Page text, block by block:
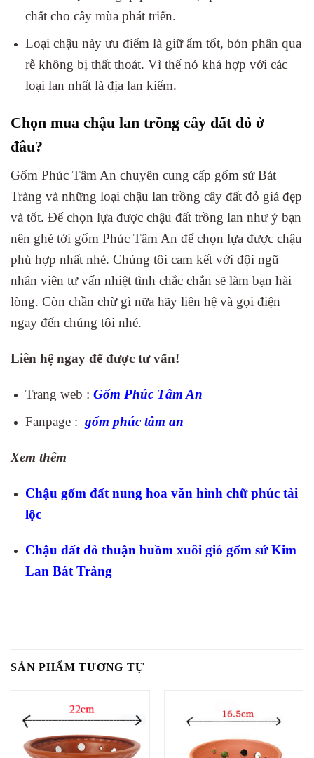
chất cho cây mùa phát triển.
Loại chậu này ưu điểm là giữ ẩm tốt, bón phân qua
rễ không bị thất thoát. Vì thế nó khá hợp với các
loại lan nhất là địa lan kiếm.
Chọn mua chậu lan trồng cây đất đỏ ở
đâu?
Gốm Phúc Tâm An chuyên cung cấp gốm sứ Bát
Tràng và những loại chậu lan trồng cây đất đỏ giá đẹp
và tốt. Để chọn lựa được chậu đất trồng lan như ý bạn
nên ghé tới gốm Phúc Tâm An để chọn lựa được chậu
phù hợp nhất nhé. Chúng tôi cam kết với đội ngũ
nhân viên tư vấn nhiệt tình chắc chắn sẽ làm bạn hài
lòng. Còn chần chừ gì nữa hãy liên hệ và gọi điện
ngay đến chúng tôi nhé.
Liên hệ ngay để được tư vấn!
Trang web : Gốm Phúc Tâm An
Fanpage : gốm phúc tâm an
Xem thêm
Chậu gốm đất nung hoa văn hình chữ phúc tài
lộc
Chậu đất đỏ thuận buồm xuôi gió gốm sứ Kim
Lan Bát Tràng
SẢN PHẨM TƯƠNG TỰ